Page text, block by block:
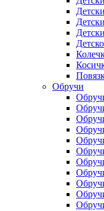
Обручи